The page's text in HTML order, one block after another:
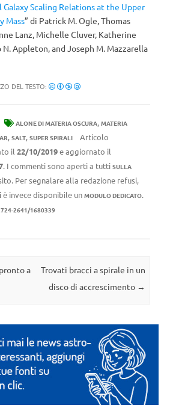
Galaxy Scaling Relations at the Upper
Mass” di Patrick M. Ogle, Thomas
Lanz, Michelle Cluver, Katherine
Appleton, and Joseph M. Mazzarella
DEL TESTO:
ALONE DI MATERIA OSCURA, MATERIA
, SALT, SUPER SPIRALI
Articolo
il 22/10/2019e aggiornato il
. I commenti sono aperti a tutti SULLA
Per segnalare alla redazione refusi,
invece disponibile un MODULO DEDICATO.
2641/1680339
a
Trovati bracci a spirale in un
disco di accrescimento →